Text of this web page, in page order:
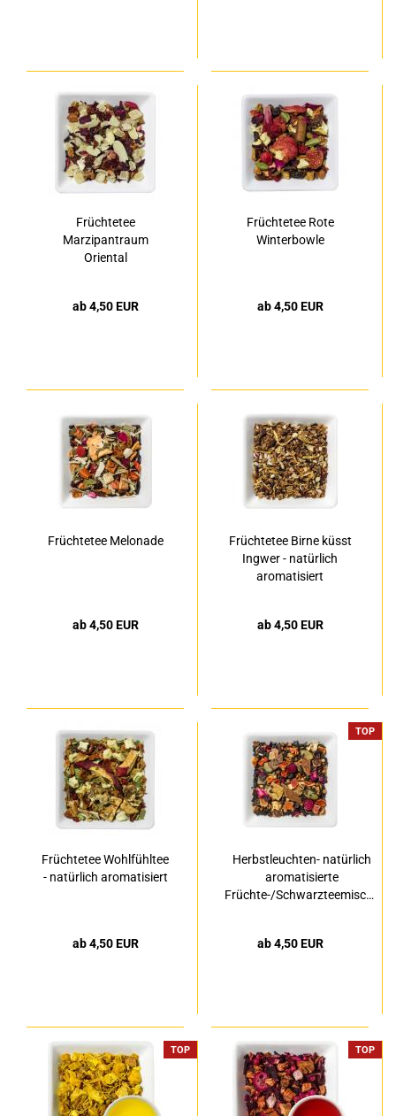
Früchtetee
Marzipantraum
Oriental
ab 4,50 EUR
Früchtetee Rote
Winterbowle
ab 4,50 EUR
Früchtetee Melonade
ab 4,50 EUR
Früchtetee Birne küsst
Ingwer - natürlich
aromatisiert
ab 4,50 EUR
Früchtetee Wohlfühltee
- natürlich aromatisiert
ab 4,50 EUR
TOP
Herbstleuchten- natürlich
aromatisierte
Früchte-/Schwarzteemischung
ab 4,50 EUR
TOP TOP